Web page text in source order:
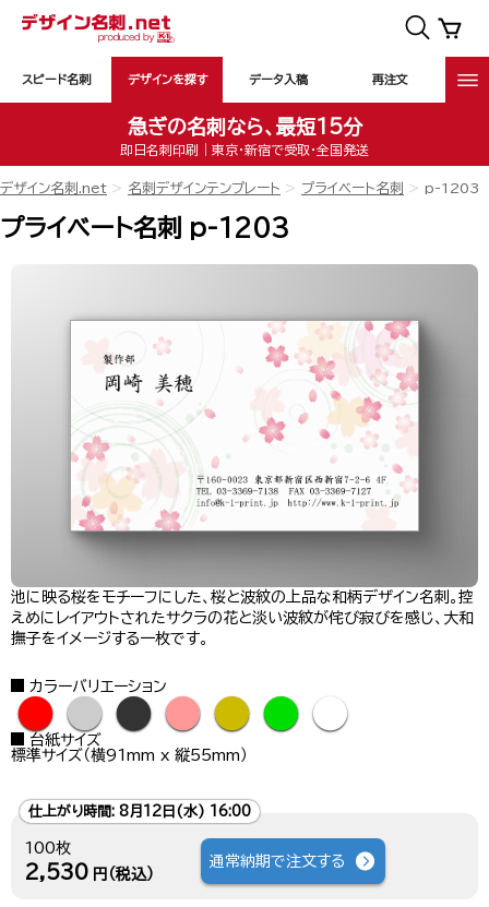
スピード名刺 デザインを探す データ入稿 再注文
急ぎの名刺なら、最短15分
即日名刺印刷｜東京・新宿で受取・全国発送
デザイン名刺.net 名刺デザインテンプレート プライベート名刺 p-1203
プライベート名刺 p-1203
池に映る桜をモチーフにした、桜と波紋の上品な和柄デザイン名刺。控
えめにレイアウトされたサクラの花と淡い波紋が侘び寂びを感じ、大和
撫子をイメージする一枚です。
カラーバリエーション
● ● ● ● ● ● ●
台紙サイズ
標準サイズ（横91mm x 縦55mm）
仕上がり時間: 8月12日(水) 16:00
100枚
2,530 円（税込）
通常納期で注文する